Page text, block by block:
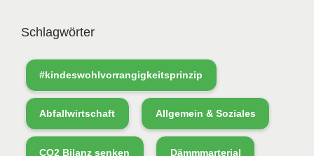
Schlagwörter
#kindeswohlvorrangigkeitsprinzip
Abfallwirtschaft Allgemein & Soziales
CO2 Bilanz senken Dämmmarterial